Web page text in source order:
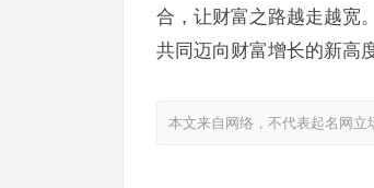
合，让财富之路越走越宽
共同迈向财富增长的新高度
本文来自网络，不代表起名网立